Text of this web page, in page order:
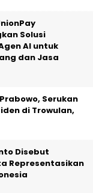
Solusi
AI untuk
dan Jasa
Serukan
di Trowulan,
Disebut
Representasikan